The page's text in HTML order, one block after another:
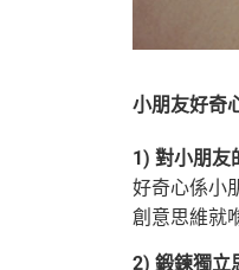
小朋友好奇
1) 對小朋友
好奇心係小
創意思維就
2) 鍛鍊獨立